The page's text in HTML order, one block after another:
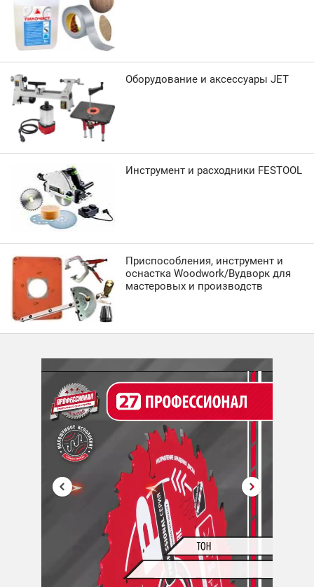
Оборудование и аксессуары JET
Инструмент и расходники FESTOOL
Приспособления, инструмент и
оснастка Woodwork/Вудворк для
мастеровых и производств